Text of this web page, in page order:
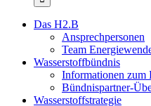
Das H2.B
Ansprechpersonen
Team
Wasserstoffbündnis
Informationen zum
Bündnispartner-
Wasserstoffstrategie